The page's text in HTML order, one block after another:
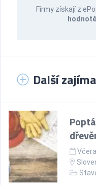
Firmy získají z
Další